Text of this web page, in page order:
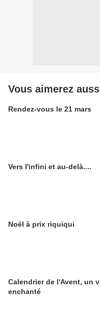
Vous aimerez
Rendez-vous le 21 mars
Vers l'infini et au-delà....
Noël à prix riquiqui
Calendrier de l'Avent, un
enchanté